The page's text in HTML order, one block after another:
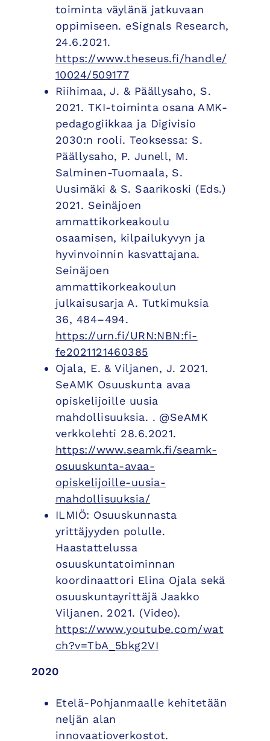
toiminta väylänä jatkuvaan
oppimiseen. eSignals Research,
24.6.2021.
https://www.theseus.fi/handle/
10024/509177
Riihimaa, J. & Päällysaho, S.
2021. TKI-toiminta osana AMK-
pedagogiikkaa ja Digivisio
2030:n rooli. Teoksessa: S.
Päällysaho, P. Junell, M.
Salminen-Tuomaala, S.
Uusimäki & S. Saarikoski (Eds.)
2021. Seinäjoen
ammattikorkeakoulu
osaamisen, kilpailukyvyn ja
hyvinvoinnin kasvattajana.
Seinäjoen
ammattikorkeakoulun
julkaisusarja A. Tutkimuksia
36, 484–494.
https://urn.fi/URN:NBN:fi-
fe2021121460385
Ojala, E. & Viljanen, J. 2021.
SeAMK Osuuskunta avaa
opiskelijoille uusia
mahdollisuuksia. . @SeAMK
verkkolehti 28.6.2021.
https://www.seamk.fi/seamk-
osuuskunta-avaa-
opiskelijoille-uusia-
mahdollisuuksia/
ILMIÖ: Osuuskunnasta
yrittäjyyden polulle.
Haastattelussa
osuuskuntatoiminnan
koordinaattori Elina Ojala sekä
osuuskuntayrittäjä Jaakko
Viljanen. 2021. (Video).
https://www.youtube.com/wat
ch?v=TbA_5bkg2VI
2020
Etelä-Pohjanmaalle kehitetään
neljän alan
innovaatioverkostot.